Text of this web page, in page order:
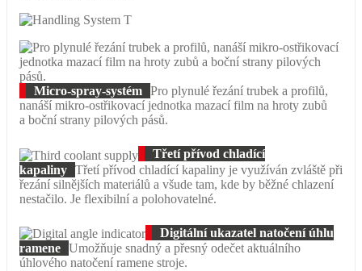
Micro-spray-systém Pro plynulé řezání trubek a profilů,
nanáší mikro-ostřikovací jednotka mazací film na hroty zubů
a boční strany pilových pásů.
Třetí přívod chladící
kapaliny Třetí přívod chladící kapaliny je využíván zvláště při
řezání silnějších materiálů a všude tam, kde by běžné chlazení
nestačilo. Je flexibilní a polohovatelné.
Digitální ukazatel natočení úhlu
ramene Umožňuje snadný a přesný odečet aktuálního
úhlového natočení ramene stroje.